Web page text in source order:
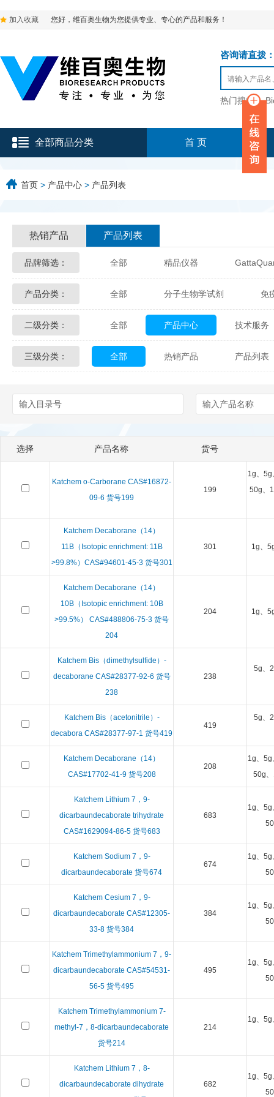
加入收藏 您好，维百奥生物为您提供专业、专心的产品和服务！
咨询请直拨
热门搜索：
全部商品分类 首 页
首页 > 产品中心 > 产品列表
热销产品 产品列表
品牌筛选： 全部 精品仪器
Glycon Biochem Sterlitech
Echelon Biosciences Verichem
Affinity Biologicals Kingfisher
Berry & Associates
LGC Maine Standards Biolife
Abbexa AbD Serotec
产品分类： 全部 分子生物学试剂 免
化学及生物化学试剂 材料学试剂
二级分类： 全部 产品中心 技术服务
配送方式 售后服务 技术
三级分类： 全部 热销产品 产品列表
选择 产品名称 货号
Katchem o-Carborane CAS#16872-
09-6 货号199
199
1g、
50g、
Katchem Decaborane（14）
11B（Isotopic enrichment: 11B
>99.8%）CAS#94601-45-3 货号301
301 1g、
Katchem Decaborane（14）
10B（Isotopic enrichment: 10B
>99.5%） CAS#488806-75-3 货号
204
204 1g、
Katchem Bis（dimethylsulfide）-
decaborane CAS#28377-92-6 货号
238
238
5g、
Katchem Bis（acetonitrile）-
decabora CAS#28377-97-1 货号419
419
5g、
Katchem Decaborane（14）
CAS#17702-41-9 货号208
208
1g、
50g
Katchem Lithium 7，9-
dicarbaundecaborate trihydrate
CAS#1629094-86-5 货号683
683
1g、
Katchem Sodium 7，9-
dicarbaundecaborate 货号674
674
1g、
Katchem Cesium 7，9-
dicarbaundecaborate CAS#12305-
33-8 货号384
384
1g、
Katchem Trimethylammonium 7，9-
dicarbaundecaborate CAS#54531-
56-5 货号495
495
1g、
Katchem Trimethylammonium 7-
methyl-7，8-dicarbaundecaborate
货号214
214
1g、
Katchem Lithium 7，8-
dicarbaundecaborate dihydrate
682
1g、